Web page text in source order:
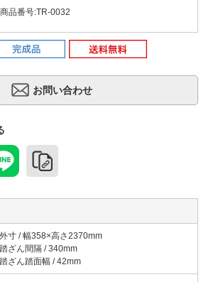
商品番号:TR-0032
外寸 / 幅358×高さ2370mm
踏ざん間隔 / 340mm
踏ざん踏面幅 / 42mm